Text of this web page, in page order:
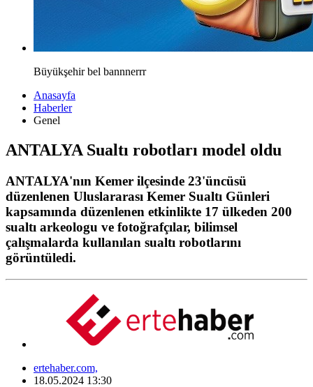
Büyükşehir bel bannnerrr
Anasayfa
Haberler
Genel
ANTALYA Sualtı robotları model oldu
ANTALYA'nın Kemer ilçesinde 23'üncüsü
düzenlenen Uluslararası Kemer Sualtı Günleri
kapsamında düzenlenen etkinlikte 17 ülkeden 200
sualtı arkeologu ve fotoğrafçılar, bilimsel
çalışmalarda kullanılan sualtı robotlarını
görüntüledi.
ertehaber.com,
18.05.2024 13:30